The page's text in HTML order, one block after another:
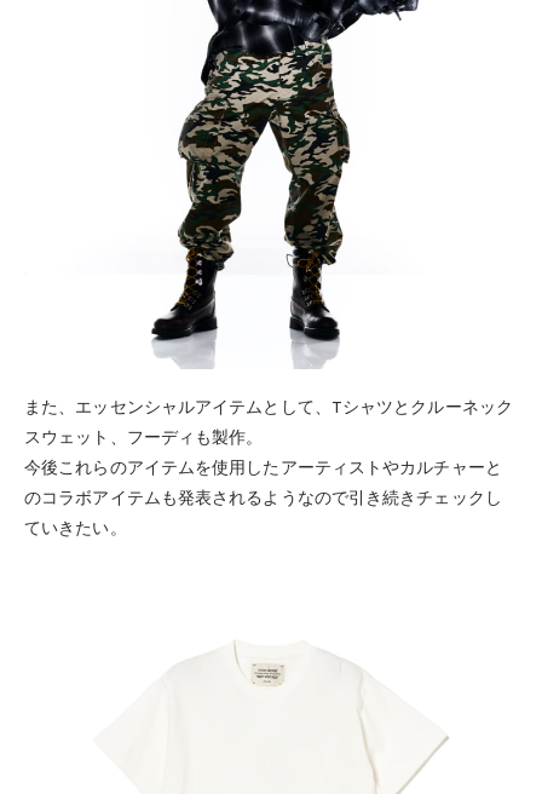
また、エッセンシャルアイテムとして、Tシャツとクルーネック
スウェット、フーディも製作。
今後これらのアイテムを使用したアーティストやカルチャーと
のコラボアイテムも発表されるようなので引き続きチェックし
ていきたい。